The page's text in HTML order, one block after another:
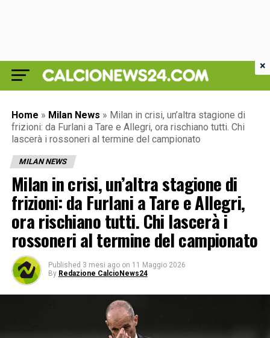
Home » Milan News » Milan in crisi, un’altra stagione di
frizioni: da Furlani a Tare e Allegri, ora rischiano tutti. Chi
lascerà i rossoneri al termine del campionato
MILAN NEWS
Milan in crisi, un’altra stagione di
frizioni: da Furlani a Tare e Allegri,
ora rischiano tutti. Chi lascerà i
rossoneri al termine del campionato
Published 3 mesi ago on 11 Maggio 2026
By Redazione CalcioNews24
×